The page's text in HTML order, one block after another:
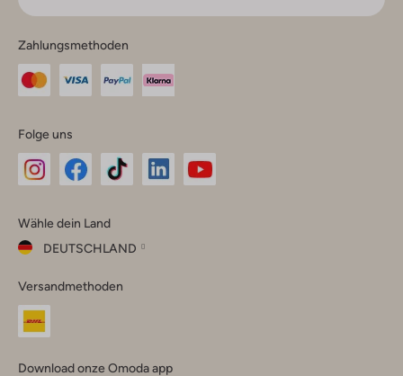
Zahlungsmethoden
Folge uns
Instagram
Facebook
TikTok
Wähle dein Land
DEUTSCHLAND
dein
Land
Versandmethoden
Download onze Omoda app